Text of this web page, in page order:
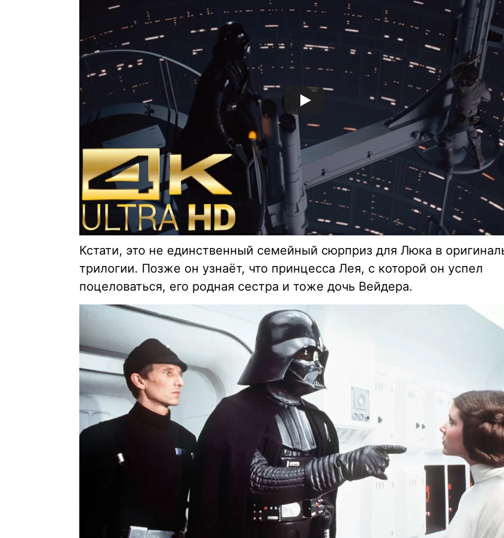
Кстати, это не единственный семейный сюрприз для Люка в
трилогии. Позже он узнаёт, что принцесса Лея, с которой он успел
поцеловаться, его родная сестра и тоже дочь Вейдера.